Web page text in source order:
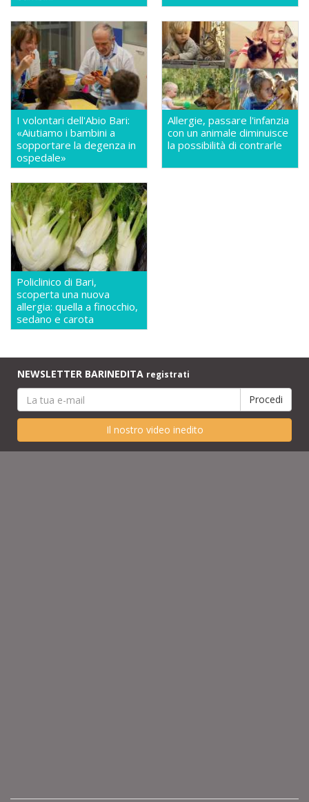
I volontari dell'Abio Bari:
«Aiutiamo i bambini a
sopportare la degenza in
ospedale»
Allergie, passare l'infanzia
con un animale diminuisce
la possibilità di contrarle
Policlinico di Bari,
scoperta una nuova
allergia: quella a finocchio,
sedano e carota
NEWSLETTER BARINEDITA registrati
Il nostro video inedito